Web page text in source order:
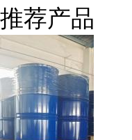
推荐产品